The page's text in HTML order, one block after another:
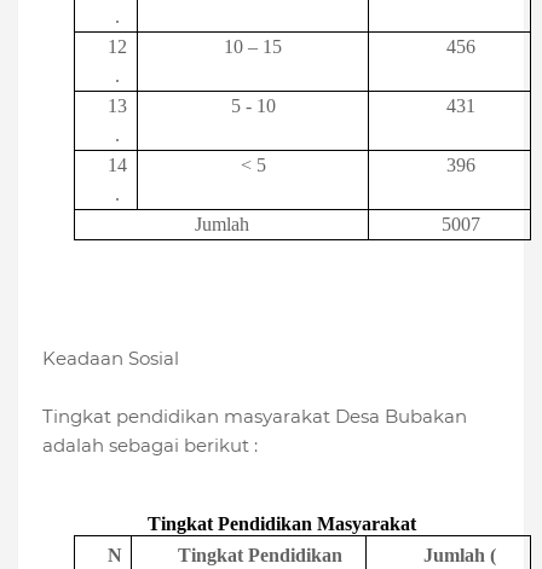
.
12
.
10 – 15 456
13
.
5 - 10 431
14
.
< 5 396
Jumlah 5007
Keadaan Sosial
Tingkat pendidikan masyarakat Desa Bubakan
adalah sebagai berikut :
Tingkat Pendidikan Masyarakat
N
Tingkat Pendidikan
Jumlah (